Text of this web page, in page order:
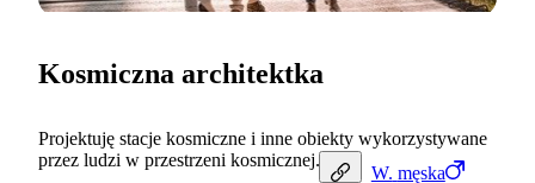
W. męska
Kosmiczna architektka
Projektuję stacje kosmiczne i inne obiekty wykorzystywane
przez ludzi w przestrzeni kosmicznej.